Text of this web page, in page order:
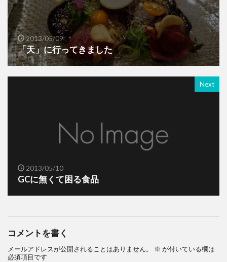
2013/05/09
「天」に行ってきました
Next
2013/05/10
GCに無くて困る食品
コメントを書く
メールアドレスが公開されることはありません。 ※ が付いている欄は
必須項目です